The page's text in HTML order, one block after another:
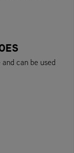
can be used